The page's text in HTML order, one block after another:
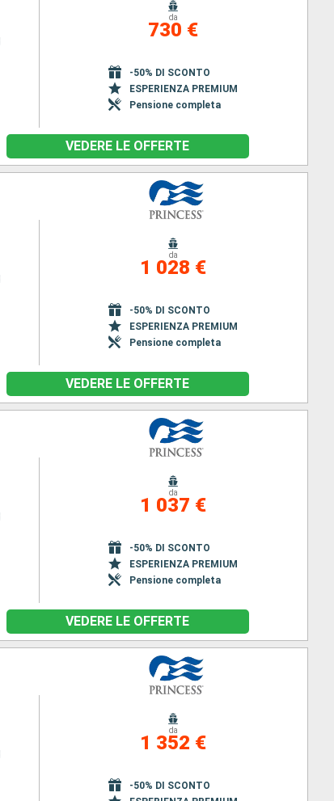
da
730 €
-50% DI SCONTO
ESPERIENZA PREMIUM
Pensione completa
VEDERE LE OFFERTE
da
1 028 €
-50% DI SCONTO
ESPERIENZA PREMIUM
Pensione completa
VEDERE LE OFFERTE
da
1 037 €
-50% DI SCONTO
ESPERIENZA PREMIUM
Pensione completa
VEDERE LE OFFERTE
da
1 352 €
-50% DI SCONTO